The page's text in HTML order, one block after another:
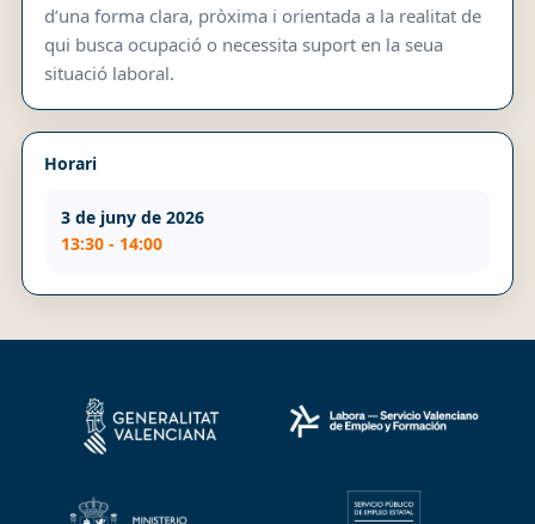
d’una forma clara, pròxima i orientada a la realitat de
qui busca ocupació o necessita suport en la seua
situació laboral.
Horari
3 de juny de 2026
13:30 - 14:00